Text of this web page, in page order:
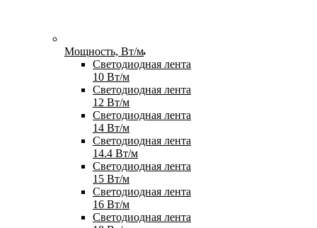
Мощность, Вт/м
Светодиодная лента
10 Вт/м
Светодиодная лента
12 Вт/м
Светодиодная лента
14 Вт/м
Светодиодная лента
14.4 Вт/м
Светодиодная лента
15 Вт/м
Светодиодная лента
16 Вт/м
Светодиодная лента